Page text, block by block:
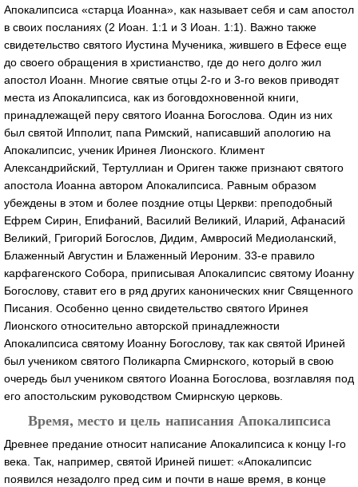
Апокалипсиса «старца Иоанна», как называет себя и сам апостол
в своих посланиях (2 Иоан. 1:1 и 3 Иоан. 1:1). Важно также
свидетельство святого Иустина Мученика, жившего в Ефесе еще
до своего обращения в христианство, где до него долго жил
апостол Иоанн. Многие святые отцы 2-го и 3-го веков приводят
места из Апокалипсиса, как из боговдохновенной книги,
принадлежащей перу святого Иоанна Богослова. Один из них
был святой Ипполит, папа Римский, написавший апологию на
Апокалипсис, ученик Иринея Лионского. Климент
Александрийский, Тертуллиан и Ориген также признают святого
апостола Иоанна автором Апокалипсиса. Равным образом
убеждены в этом и более поздние отцы Церкви: преподобный
Ефрем Сирин, Епифаний, Василий Великий, Иларий, Афанасий
Великий, Григорий Богослов, Дидим, Амвросий Медиоланский,
Блаженный Августин и Блаженный Иероним. 33-е правило
карфагенского Собора, приписывая Апокалипсис святому Иоанну
Богослову, ставит его в ряд других канонических книг Священного
Писания. Особенно ценно свидетельство святого Иринея
Лионского относительно авторской принадлежности
Апокалипсиса святому Иоанну Богослову, так как святой Ириней
был учеником святого Поликарпа Смирнского, который в свою
очередь был учеником святого Иоанна Богослова, возглавляя под
его апостольским руководством Смирнскую церковь.
Время, место и цель написания Апокалипсиса
Древнее предание относит написание Апокалипсиса к концу I-го
века. Так, например, святой Ириней пишет: «Апокалипсис
появился незадолго пред сим и почти в наше время, в конце